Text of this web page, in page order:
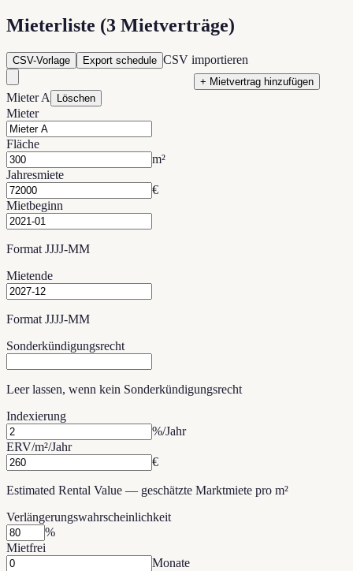
Mieterliste (3 Mietverträge)
CSV-Vorlage Export schedule CSV importieren
+ Mietvertrag hinzufügen
Mieter A Löschen
Mieter
Fläche
m²
Jahresmiete
€
Mietbeginn
Format JJJJ-MM
Mietende
Format JJJJ-MM
Sonderkündigungsrecht
Leer lassen, wenn kein Sonderkündigungsrecht
Indexierung
%/Jahr
ERV/m²/Jahr
€
Estimated Rental Value — geschätzte Marktmiete pro m²
Verlängerungswahrscheinlichkeit
%
Mietfrei
Monate